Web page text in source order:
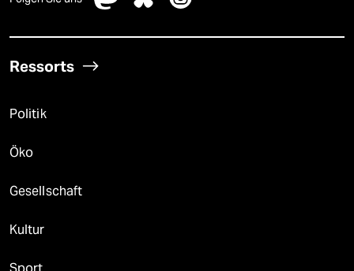
Ressorts
Politik
Öko
Gesellschaft
Kultur